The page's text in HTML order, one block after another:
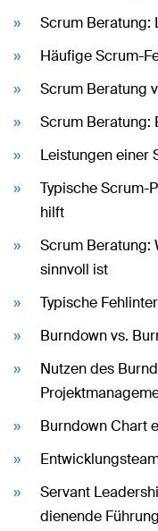
Scrum Beratung:
Häufige Scrum-
Scrum Beratung
Scrum Beratung:
Leistungen einer
Typische Scrum-
hilft
Scrum Beratung:
sinnvoll ist
Typische
Burndown vs.
Nutzen des
Burndown Chart
Servant
dienende